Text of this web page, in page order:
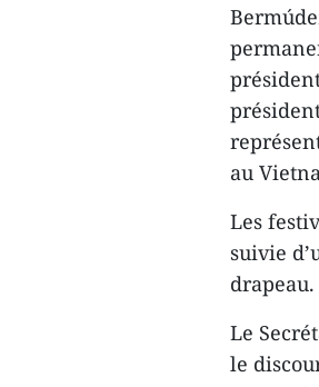
au
Les
suivie
drapeau.
Le
le